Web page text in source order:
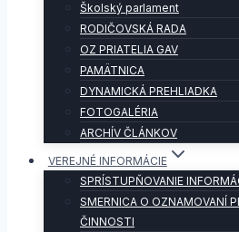
Školský parlament
RODIČOVSKÁ RADA
OZ PRIATELIA GAV
PAMÄTNICA
DYNAMICKÁ PREHLIADKA
FOTOGALÉRIA
ARCHÍV ČLÁNKOV
VEREJNÉ INFORMÁCIE
SPRÍSTUPŇOVANIE
SMERNICA O OZNAMOVANÍ
ČINNOSTI